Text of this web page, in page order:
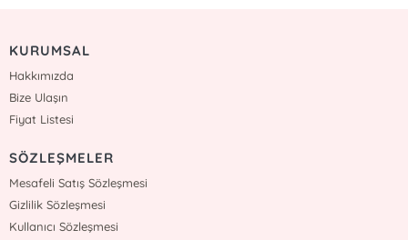
KURUMSAL
Hakkımızda
Bize Ulaşın
Fiyat Listesi
SÖZLEŞMELER
Mesafeli Satış Sözleşmesi
Gizlilik Sözleşmesi
Kullanıcı Sözleşmesi